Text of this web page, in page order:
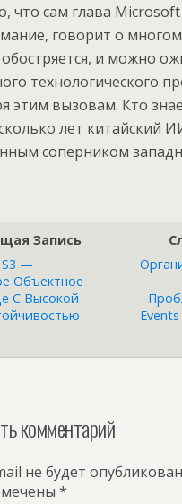
что сам глава
говорит о
и можно
технологического
этим вызовам. Кто
лет китайский
соперником
Запись
S3 —
Объектное
С Высокой
комментарий
не будет
*